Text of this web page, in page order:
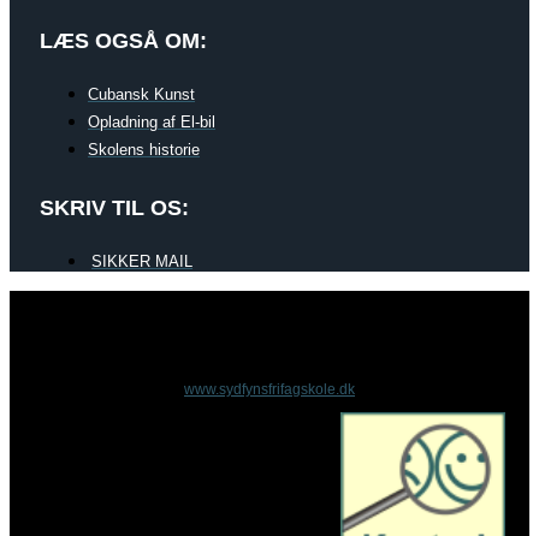
LÆS OGSÅ OM:
Cubansk Kunst
Opladning af El-bil
Skolens historie
SKRIV TIL OS:
SIKKER MAIL
www.sydfynsfrifagskole.dk